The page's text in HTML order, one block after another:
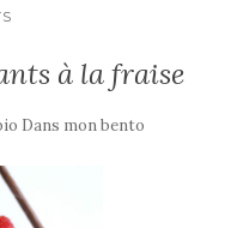
à la fraise
Dans mon bento